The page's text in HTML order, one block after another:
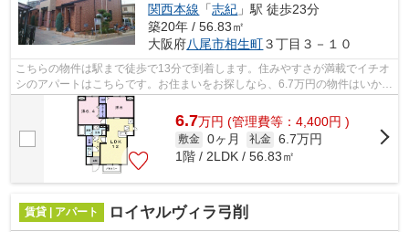
関西本線 「志紀 」駅 徒歩23分
築20年 / 56.83㎡
大阪府八尾市相生町３丁目３－１０
こちらの物件は駅まで徒歩で13分で到着します。住みやすさが満載でイチオ
シのアパートはこちらです。お住まいをお探しなら、6.7万円の物件はいかが
でしょうか。こだわりで選びたい方に...
6.7万円 (管理費等：4,400円 )
敷金 0ヶ月 礼金 6.7万円
1階 / 2LDK / 56.83㎡
賃貸 | アパート ロイヤルヴィラ弓削